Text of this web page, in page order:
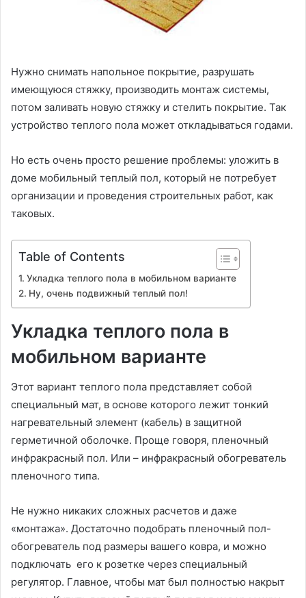
Нужно снимать напольное покрытие, разрушать
имеющуюся стяжку, производить монтаж системы,
потом заливать новую стяжку и стелить покрытие. Так
устройство теплого пола может откладываться годами.
Но есть очень просто решение проблемы: уложить в
доме мобильный теплый пол, который не потребует
организации и проведения строительных работ, как
таковых.
Table of Contents
Укладка теплого пола в мобильном варианте
Ну, очень подвижный теплый пол!
Укладка теплого пола в
мобильном варианте
Этот вариант теплого пола представляет собой
специальный мат, в основе которого лежит тонкий
нагревательный элемент (кабель) в защитной
герметичной оболочке. Проще говоря, пленочный
инфракрасный пол. Или – инфракрасный обогреватель
пленочного типа.
Не нужно никаких сложных расчетов и даже
«монтажа». Достаточно подобрать пленочный пол-
обогреватель под размеры вашего ковра, и можно
подключать его к розетке через специальный
регулятор. Главное, чтобы мат был полностью накрыт